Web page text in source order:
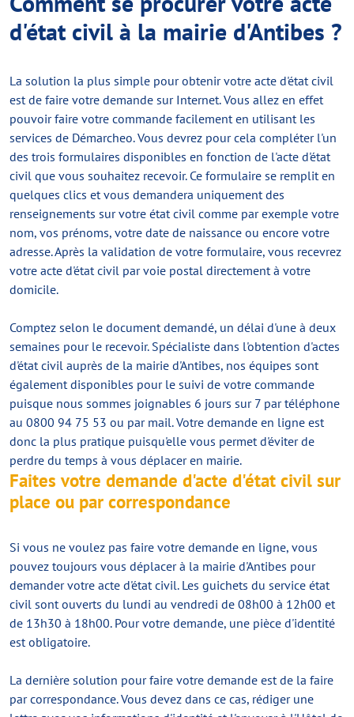
d'état civil à la mairie d'Antibes ?
La solution la plus simple pour obtenir votre acte d'état civil
est de faire votre demande sur Internet. Vous allez en effet
pouvoir faire votre commande facilement en utilisant les
services de Démarcheo. Vous devrez pour cela compléter l'un
des trois formulaires disponibles en fonction de l'acte d'état
civil que vous souhaitez recevoir. Ce formulaire se remplit en
quelques clics et vous demandera uniquement des
renseignements sur votre état civil comme par exemple votre
nom, vos prénoms, votre date de naissance ou encore votre
adresse. Après la validation de votre formulaire, vous recevrez
votre acte d'état civil par voie postal directement à votre
domicile.
Comptez selon le document demandé, un délai d'une à deux
semaines pour le recevoir. Spécialiste dans l'obtention d'actes
d'état civil auprès de la mairie d'Antibes, nos équipes sont
également disponibles pour le suivi de votre commande
puisque nous sommes joignables 6 jours sur 7 par téléphone
au 0800 94 75 53 ou par mail. Votre demande en ligne est
donc la plus pratique puisqu'elle vous permet d'éviter de
perdre du temps à vous déplacer en mairie.
Faites votre demande d'acte d'état civil sur
place ou par correspondance
Si vous ne voulez pas faire votre demande en ligne, vous
pouvez toujours vous déplacer à la mairie d'Antibes pour
demander votre acte d'état civil. Les guichets du service état
civil sont ouverts du lundi au vendredi de 08h00 à 12h00 et
de 13h30 à 18h00. Pour votre demande, une pièce d'identité
est obligatoire.
La dernière solution pour faire votre demande est de la faire
par correspondance. Vous devez dans ce cas, rédiger une